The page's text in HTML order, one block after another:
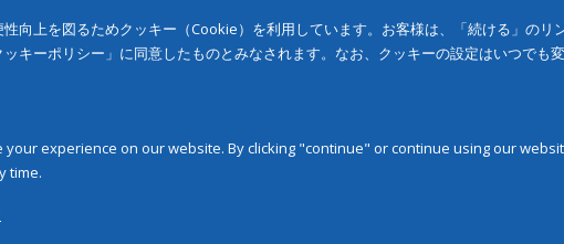
向上を図るためクッキー（Cookie）を利用しています。お客様は、「続ける」の
キーポリシー」に同意したものとみなされます。なお、クッキーの設定はいつでも変
experience on our website. By clicking "continue" or continue using our
time.